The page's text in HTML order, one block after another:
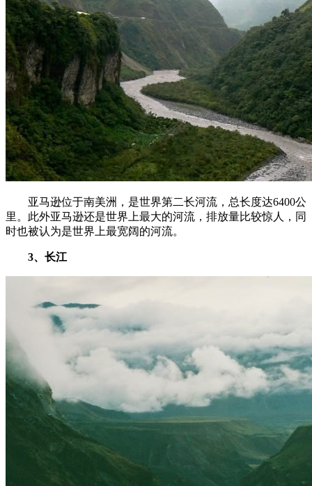
亚马逊位于南美洲，是世界第二长河流，总长度达6400公
里。此外亚马逊还是世界上最大的河流，排放量比较惊人，同
时也被认为是世界上最宽阔的河流。
3、长江